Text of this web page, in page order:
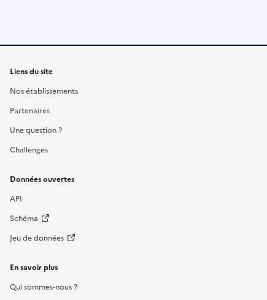
Liens du site
Nos établissements
Partenaires
Une question ?
Challenges
Données ouvertes
API
Schéma
Jeu de données
En savoir plus
Qui sommes-nous ?